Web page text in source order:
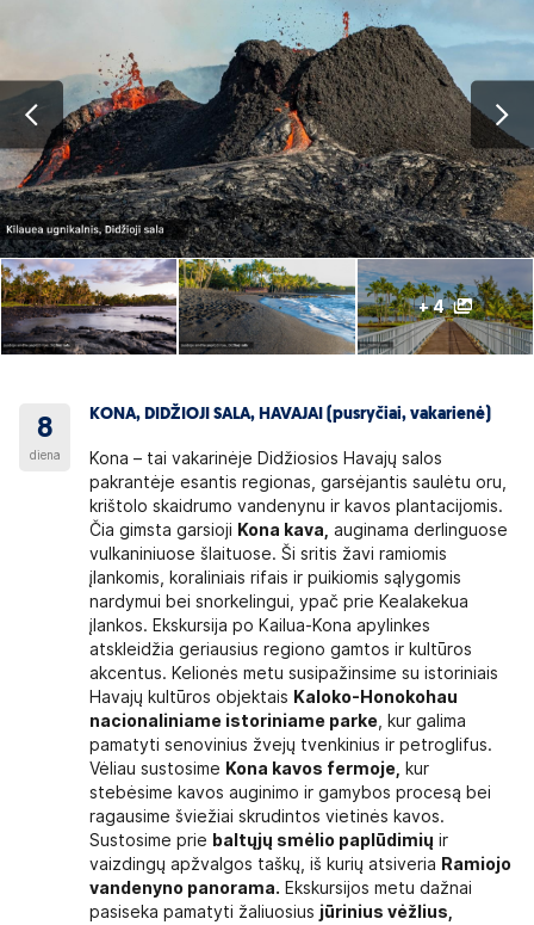
+ 4
8
diena
KONA, DIDŽIOJI SALA, HAVAJAI (pusryčiai, vakarienė)
Kona – tai vakarinėje Didžiosios Havajų salos
pakrantėje esantis regionas, garsėjantis saulėtu oru,
krištolo skaidrumo vandenynu ir kavos plantacijomis.
Čia gimsta garsioji Kona kava, auginama derlinguose
vulkaniniuose šlaituose. Ši sritis žavi ramiomis
įlankomis, koraliniais rifais ir puikiomis sąlygomis
nardymui bei snorkelingui, ypač prie Kealakekua
įlankos. Ekskursija po Kailua-Kona apylinkes
atskleidžia geriausius regiono gamtos ir kultūros
akcentus. Kelionės metu susipažinsime su istoriniais
Havajų kultūros objektais Kaloko-Honokohau
nacionaliniame istoriniame parke , kur galima
pamatyti senovinius žvejų tvenkinius ir petroglifus.
Vėliau sustosime Kona kavos fermoje,
kur
stebėsime kavos auginimo ir gamybos procesą bei
ragausime šviežiai skrudintos vietinės kavos.
Sustosime prie baltųjų smėlio paplūdimių ir
vaizdingų apžvalgos taškų, iš kurių atsiveria Ramiojo
vandenyno panorama. Ekskursijos metu dažnai
pasiseka pamatyti žaliuosius jūrinius vėžlius,